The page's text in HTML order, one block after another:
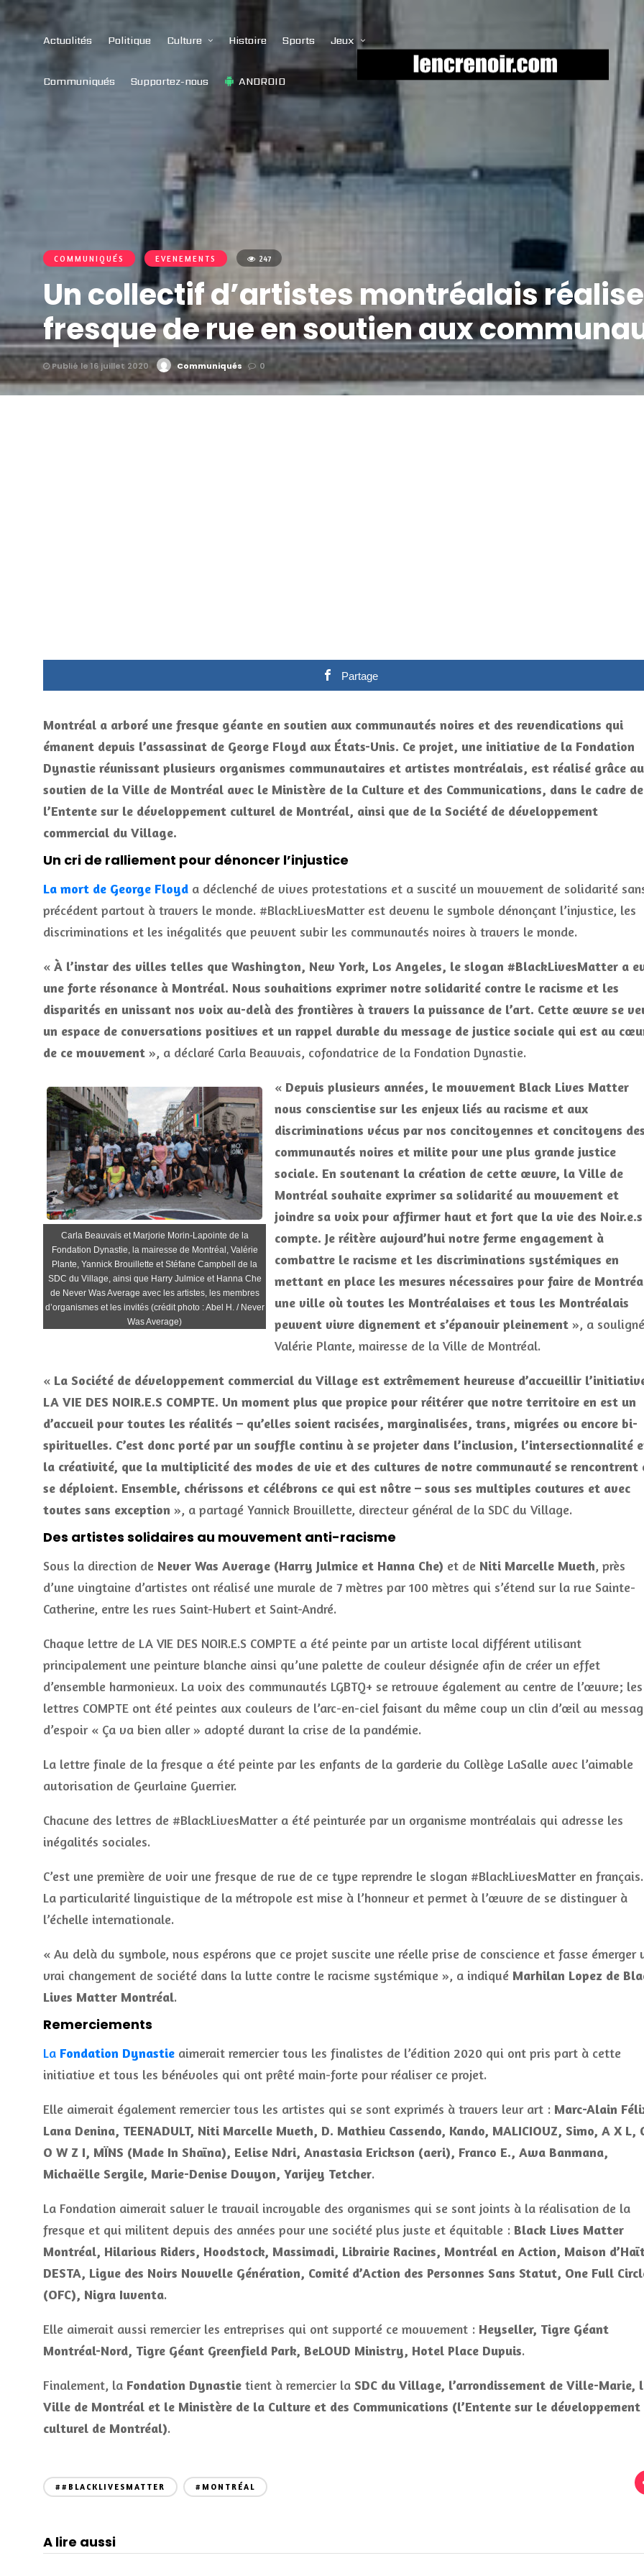
Actualités Politique Culture Histoire Sports Jeux
Communiqués Supportez-nous ANDROID
COMMUNIQUÉS EVENEMENTS 247
Un collectif d’artistes montréalais
fresque de rue en soutien aux
Publié le 16 juillet 2020 Communiqués 0
Partage
Montréal a arboré une fresque géante en soutien aux communautés noires et des revendications qui
émanent depuis l’assassinat de George Floyd aux États-Unis. Ce projet, une initiative de la Fondation
Dynastie réunissant plusieurs organismes communautaires et artistes montréalais, est réalisé grâce au
soutien de la Ville de Montréal avec le Ministère de la Culture et des Communications, dans le cadre de
l’Entente sur le développement culturel de Montréal, ainsi que de la Société de développement
commercial du Village.
Un cri de ralliement pour dénoncer l’injustice
La mort de George Floyd a déclenché de vives protestations et a suscité un mouvement de solidarité
précédent partout à travers le monde. #BlackLivesMatter est devenu le symbole dénonçant l’injustice, les
discriminations et les inégalités que peuvent subir les communautés noires à travers le monde.
« À l’instar des villes telles que Washington, New York, Los Angeles, le slogan #BlackLivesMatter a
une forte résonance à Montréal. Nous souhaitions exprimer notre solidarité contre le racisme et les
disparités en unissant nos voix au-delà des frontières à travers la puissance de l’art. Cette œuvre se
un espace de conversations positives et un rappel durable du message de justice sociale qui est au
de ce mouvement », a déclaré Carla Beauvais, cofondatrice de la Fondation Dynastie.
Carla Beauvais et Marjorie Morin-Lapointe de la
Fondation Dynastie, la mairesse de Montréal, Valérie
Plante, Yannick Brouillette et Stéfane Campbell de la
SDC du Village, ainsi que Harry Julmice et Hanna Che
de Never Was Average avec les artistes, les membres
d’organismes et les invités (crédit photo : Abel H. / Never
Was Average)
« Depuis plusieurs années, le mouvement Black Lives Matter
nous conscientise sur les enjeux liés au racisme et aux
discriminations vécus par nos concitoyennes et concitoyens
communautés noires et milite pour une plus grande justice
sociale. En soutenant la création de cette œuvre, la Ville de
Montréal souhaite exprimer sa solidarité au mouvement et
joindre sa voix pour affirmer haut et fort que la vie des Noir.e.s
compte. Je réitère aujourd’hui notre ferme engagement à
combattre le racisme et les discriminations systémiques en
mettant en place les mesures nécessaires pour faire de
une ville où toutes les Montréalaises et tous les Montréalais
peuvent vivre dignement et s’épanouir pleinement », a souligné
Valérie Plante, mairesse de la Ville de Montréal.
« La Société de développement commercial du Village est extrêmement heureuse d’accueillir
LA VIE DES NOIR.E.S COMPTE. Un moment plus que propice pour réitérer que notre territoire en est un
d’accueil pour toutes les réalités – qu’elles soient racisées, marginalisées, trans, migrées ou encore bi-
spirituelles. C’est donc porté par un souffle continu à se projeter dans l’inclusion, l’intersectionnalité
la créativité, que la multiplicité des modes de vie et des cultures de notre communauté se rencontrent
se déploient. Ensemble, chérissons et célébrons ce qui est nôtre – sous ses multiples coutures et avec
toutes sans exception », a partagé Yannick Brouillette, directeur général de la SDC du Village.
Des artistes solidaires au mouvement anti-racisme
Sous la direction de Never Was Average (Harry Julmice et Hanna Che) et de Niti Marcelle Mueth, près
d’une vingtaine d’artistes ont réalisé une murale de 7 mètres par 100 mètres qui s’étend sur la rue Sainte-
Catherine, entre les rues Saint-Hubert et Saint-André.
Chaque lettre de LA VIE DES NOIR.E.S COMPTE a été peinte par un artiste local différent utilisant
principalement une peinture blanche ainsi qu’une palette de couleur désignée afin de créer un effet
d’ensemble harmonieux. La voix des communautés LGBTQ+ se retrouve également au centre de l’œuvre; les
lettres COMPTE ont été peintes aux couleurs de l’arc-en-ciel faisant du même coup un clin d’œil au
d’espoir « Ça va bien aller » adopté durant la crise de la pandémie.
La lettre finale de la fresque a été peinte par les enfants de la garderie du Collège LaSalle avec l’aimable
autorisation de Geurlaine Guerrier.
Chacune des lettres de #BlackLivesMatter a été peinturée par un organisme montréalais qui adresse les
inégalités sociales.
C’est une première de voir une fresque de rue de ce type reprendre le slogan #BlackLivesMatter en français.
La particularité linguistique de la métropole est mise à l’honneur et permet à l’œuvre de se distinguer à
l’échelle internationale.
« Au delà du symbole, nous espérons que ce projet suscite une réelle prise de conscience et fasse émerger
vrai changement de société dans la lutte contre le racisme systémique », a indiqué Marhilan Lopez de
Lives Matter Montréal.
Remerciements
La Fondation Dynastie aimerait remercier tous les finalistes de l’édition 2020 qui ont pris part à cette
initiative et tous les bénévoles qui ont prêté main-forte pour réaliser ce projet.
Elle aimerait également remercier tous les artistes qui se sont exprimés à travers leur art : Marc-Alain
Lana Denina, TEENADULT, Niti Marcelle Mueth, D. Mathieu Cassendo, Kando, MALICIOUZ, Simo, A X L,
O W Z I, MÏNS (Made In Shaïna), Eelise Ndri, Anastasia Erickson (aeri), Franco E., Awa Banmana,
Michaëlle Sergile, Marie-Denise Douyon, Yarijey Tetcher.
La Fondation aimerait saluer le travail incroyable des organismes qui se sont joints à la réalisation de la
fresque et qui militent depuis des années pour une société plus juste et équitable : Black Lives Matter
Montréal, Hilarious Riders, Hoodstock, Massimadi, Librairie Racines, Montréal en Action, Maison
DESTA, Ligue des Noirs Nouvelle Génération, Comité d’Action des Personnes Sans Statut, One Full
(OFC), Nigra Iuventa.
Elle aimerait aussi remercier les entreprises qui ont supporté ce mouvement : Heyseller, Tigre Géant
Montréal-Nord, Tigre Géant Greenfield Park, BeLOUD Ministry, Hotel Place Dupuis.
Finalement, la Fondation Dynastie tient à remercier la SDC du Village, l’arrondissement de Ville-Marie,
Ville de Montréal et le Ministère de la Culture et des Communications (l’Entente sur le développement
culturel de Montréal).
##BLACKLIVESMATTER #MONTRÉAL
A lire aussi